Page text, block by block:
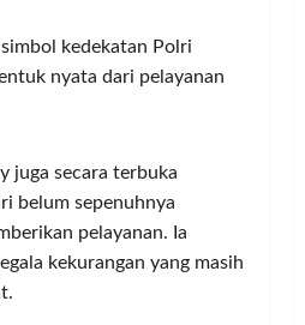
kedekatan Polri
nyata dari pelayanan
juga secara terbuka
belum sepenuhnya
pelayanan. Ia
kekurangan yang masih